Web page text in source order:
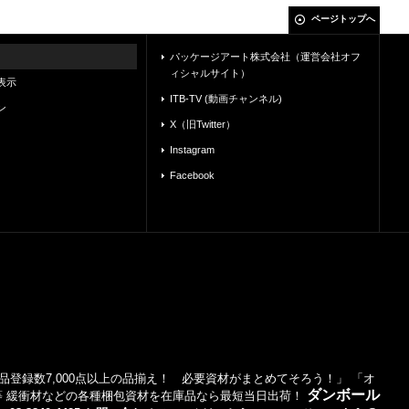
ページトップへ
示
パッケージアート株式会社（運営会社オフ
ィシャルサイト）
ITB-TV (動画チャンネル)
X（旧Twitter）
Instagram
Facebook
登録数7,000点以上の品揃え！ 必要資材がまとめてそろう！」 「オ
衝材などの各種梱包資材を在庫品なら最短当日出荷！ ダンボール